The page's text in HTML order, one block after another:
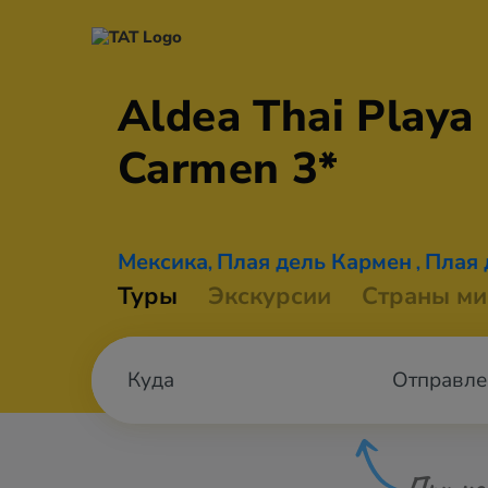
Aldea Thai Playa
Carmen 3*
Мексика, Плая дель Кармен , Плая
Туры Экскурсии Страны